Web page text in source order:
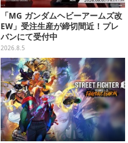
「MG ガンダムヘビーアームズ改
EW」受注生産が締切間近！プレ
バンにて受付中
2026.8.5